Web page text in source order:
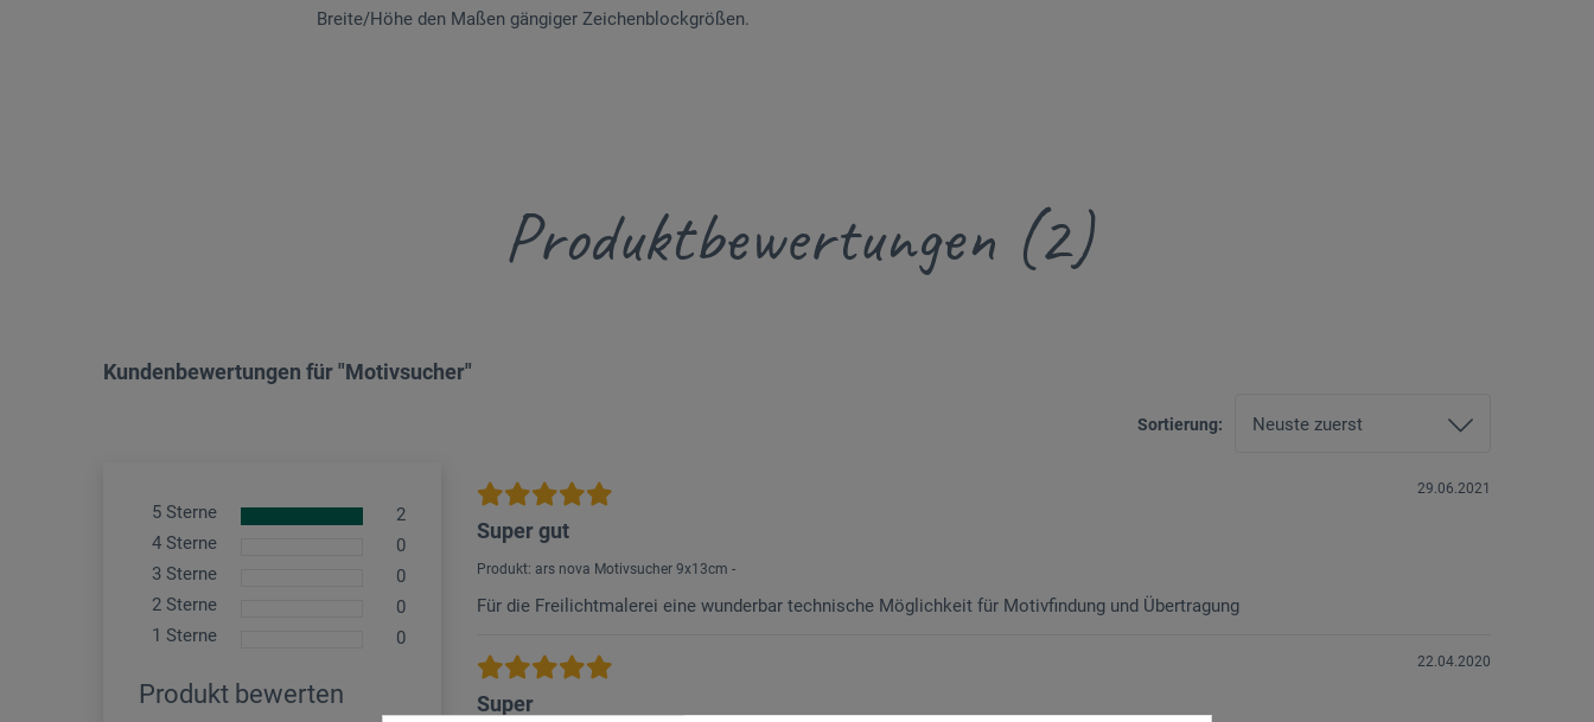
Breite/Höhe den Maßen gängiger Zeichenblockgrößen.
Produktbewertungen (2)
Kundenbewertungen für "Motivsucher"
Sortierung:
5 Sterne
2
4 Sterne
0
3 Sterne
0
2 Sterne
0
1 Sterne
0
Produkt bewerten
29.06.2021
Super gut
Produkt: ars nova Motivsucher 9x13cm -
Für die Freilichtmalerei eine wunderbar technische Möglichkeit für Motivfindung und Übertragung
22.04.2020
Super